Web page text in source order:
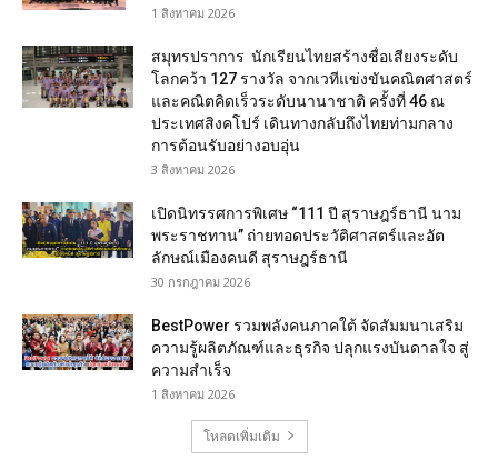
1 สิงหาคม 2026
สมุทรปราการ นักเรียนไทยสร้างชื่อเสียงระดับ
โลกคว้า 127 รางวัล จากเวทีแข่งขันคณิตศาสตร์
และคณิตคิดเร็วระดับนานาชาติ ครั้งที่ 46 ณ
ประเทศสิงคโปร์ เดินทางกลับถึงไทยท่ามกลาง
การต้อนรับอย่างอบอุ่น
3 สิงหาคม 2026
เปิดนิทรรศการพิเศษ “111 ปี สุราษฎร์ธานี นาม
พระราชทาน” ถ่ายทอดประวัติศาสตร์และอัต
ลักษณ์เมืองคนดี สุราษฎร์ธานี
30 กรกฎาคม 2026
BestPower รวมพลังคนภาคใต้ จัดสัมมนาเสริม
ความรู้ผลิตภัณฑ์และธุรกิจ ปลุกแรงบันดาลใจ สู่
ความสำเร็จ
1 สิงหาคม 2026
โหลดเพิ่มเติม